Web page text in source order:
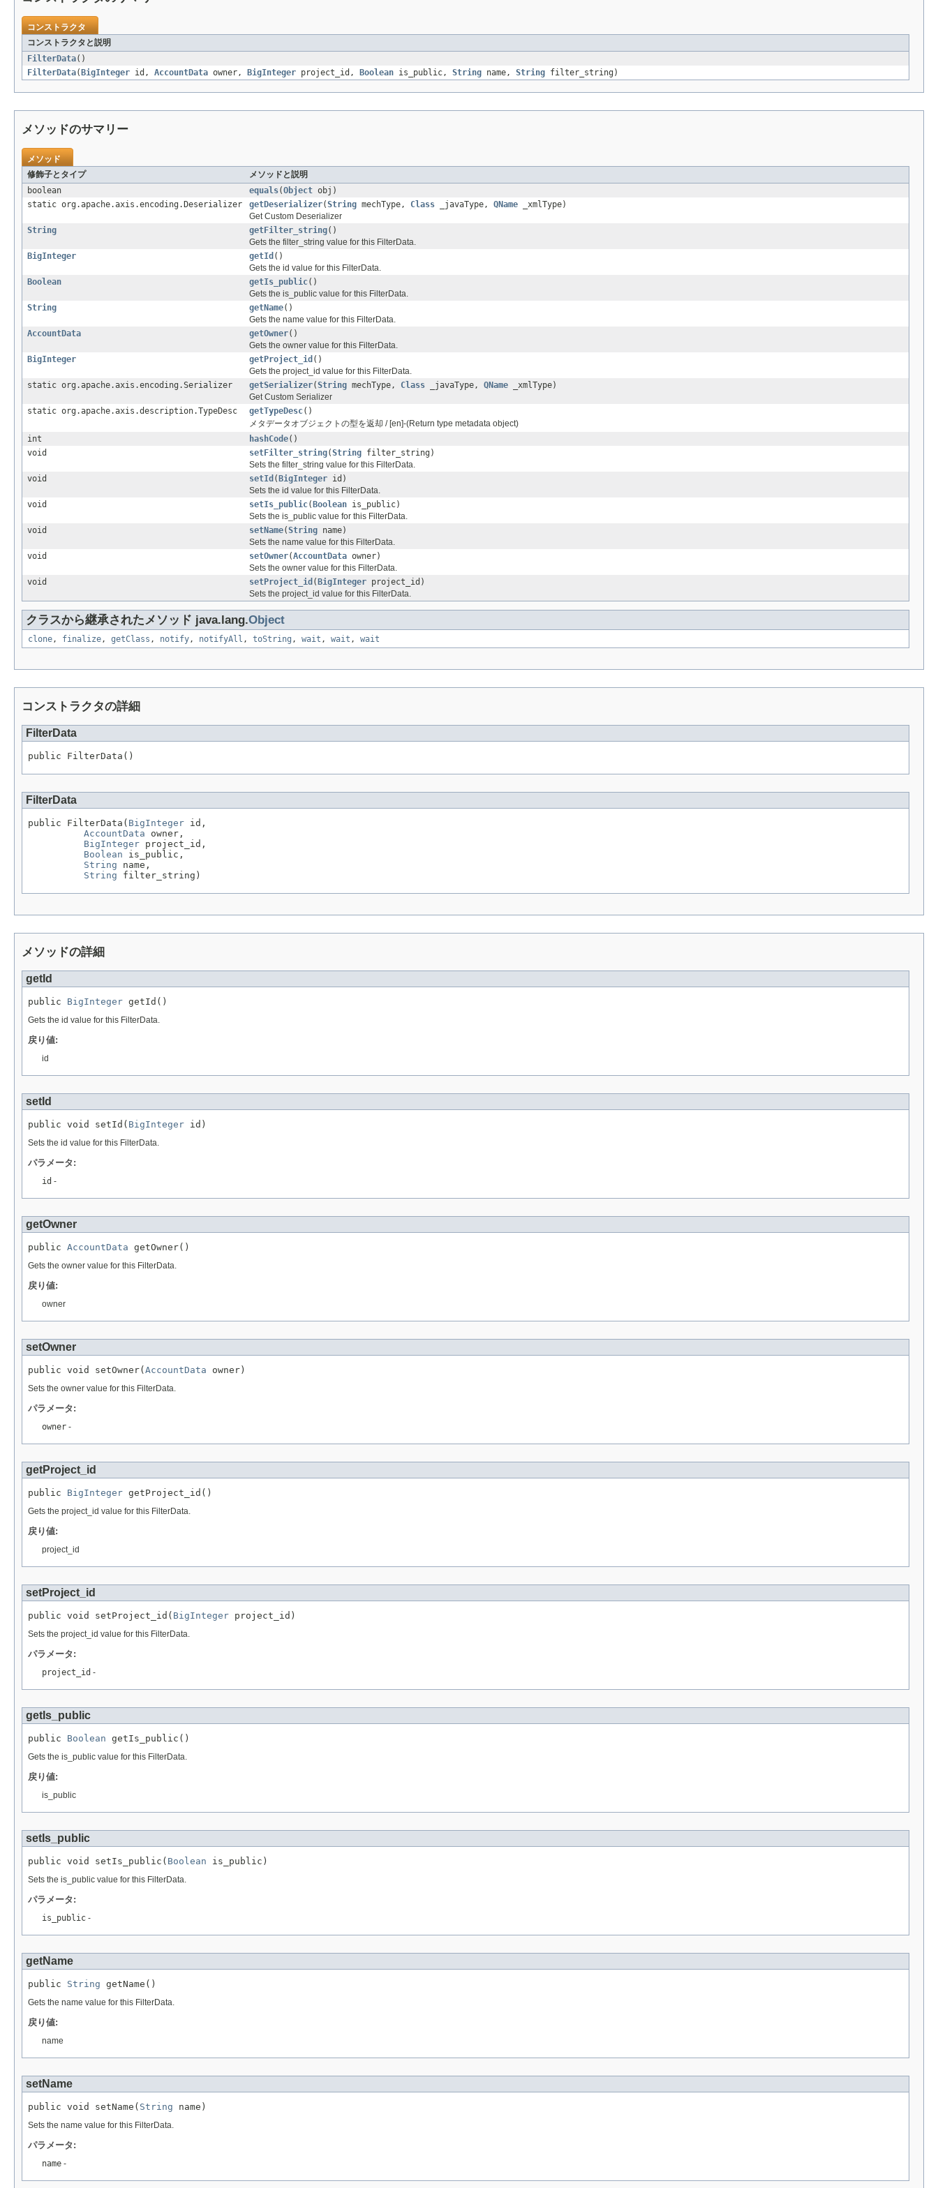
コンストラクタ
コンストラクタと説明
FilterData()
FilterData( BigInteger id, AccountData owner, BigInteger project_id, Boolean is_public, String name, String filter_string)
メソッドのサマリー
メソッド
修飾子とタイプ
メソッドと説明
boolean
equals(Object obj)
static org.apache.axis.encoding.Deserializer
getDeserializer(String mechType, Class _javaType, QName _xmlType)
Get Custom Deserializer
String
getFilter_string()
Gets the filter_string value for this FilterData.
BigInteger
getId ()
Gets the id value for this FilterData.
Boolean
getIs_public()
Gets the is_public value for this FilterData.
String
getName()
Gets the name value for this FilterData.
AccountData
getOwner()
Gets the owner value for this FilterData.
BigInteger
getProject_id ()
Gets the project_id value for this FilterData.
static org.apache.axis.encoding.Serializer
getSerializer(String mechType, Class _javaType, QName _xmlType)
Get Custom Serializer
static org.apache.axis.description.TypeDesc
getTypeDesc()
メタデータオブジェクトの型を返却 / [en]-(Return type metadata object)
int
hashCode()
void
setFilter_string(String filter_string)
Sets the filter_string value for this FilterData.
void
setId ( BigInteger id)
Sets the id value for this FilterData.
void
setIs_public( Boolean is_public)
Sets the is_public value for this FilterData.
void
setName(String name)
Sets the name value for this FilterData.
void
setOwner(AccountData owner)
Sets the owner value for this FilterData.
void
setProject_id ( BigInteger project_id)
Sets the project_id value for this FilterData.
クラスから継承されたメソッド java.lang.Object
clone, finalize, getClass , notify, notifyAll , toString , wait , wait , wait
コンストラクタの詳細
FilterData
public FilterData()
FilterData
public FilterData( BigInteger id,
AccountData owner,
BigInteger project_id,
Boolean is_public,
String name,
String filter_string)
メソッドの詳細
getId
public BigInteger getId()
Gets the id value for this FilterData.
戻り値:
id
setId
public void setId( BigInteger id)
Sets the id value for this FilterData.
パラメータ:
id -
getOwner
public AccountData getOwner()
Gets the owner value for this FilterData.
戻り値:
owner
setOwner
public void setOwner(AccountData owner)
Sets the owner value for this FilterData.
パラメータ:
owner -
getProject_id
public BigInteger getProject_id()
Gets the project_id value for this FilterData.
戻り値:
project_id
setProject_id
public void setProject_id( BigInteger project_id)
Sets the project_id value for this FilterData.
パラメータ:
project_id -
getIs_public
public Boolean getIs_public()
Gets the is_public value for this FilterData.
戻り値:
is_public
setIs_public
public void setIs_public( Boolean is_public)
Sets the is_public value for this FilterData.
パラメータ:
is_public -
getName
public String getName()
Gets the name value for this FilterData.
戻り値:
name
setName
public void setName( String name)
Sets the name value for this FilterData.
パラメータ:
name -